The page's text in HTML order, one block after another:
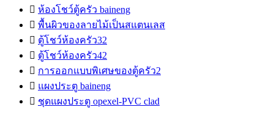
 ห้องโชว์ตู้ครัว baineng
 พื้นผิวของลายไม้เป็นสแตนเลส
 ตู้โชว์ห้องครัว32
 ตู้โชว์ห้องครัว42
 การออกแบบพิเศษของตู้ครัว2
 แผงประตู baineng
 ชุดแผงประตู opexel-PVC clad